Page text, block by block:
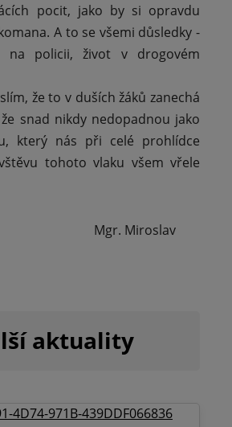
pocit, jako by si opravdu
A to se všemi důsledky -
na policii, život v drogovém
že to v duších žáků zanechá
snad nikdy nedopadnou jako
který nás při celé prohlídce
tohoto vlaku všem vřele
Miroslav
aktuality